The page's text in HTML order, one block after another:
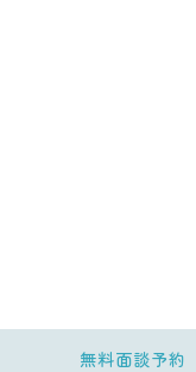
無料面談予約